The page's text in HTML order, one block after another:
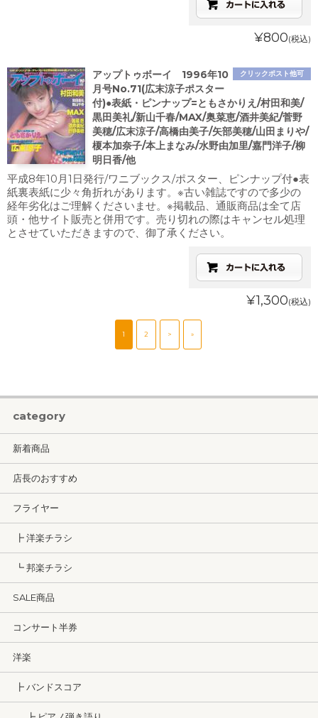
¥800(税込)
クリックポスト他可
アップトゥボーイ 1996年10
月号No.71(広末涼子ポスター
付)●表紙・ピンナップ=ともさかりえ/村田和美/
黒田美礼/新山千春/MAX/奥菜恵/酒井美紀/菅野
美穂/広末涼子/高橋由美子/矢部美穂/山田まりや/
榎本加奈子/本上まなみ/水野由加里/嘉門洋子/柳
明日香/他
平成8年10月1日発行/ワニブックス/ポスター、ピンナップ付●表
紙裏表紙に少々角折れがあります。※古い雑誌ですので多少の
経年劣化はご理解くださいませ。※掲載品、通販商品は全て店
頭・他サイト販売と併用です。売り切れの際はキャンセル処理
とさせていただきますので、御了承ください。
¥1,300(税込)
1 2 > »
category
新着商品
店長のおすすめ
フライヤー
┣ 洋楽チラシ
┗ 邦楽チラシ
SALE商品
コンサート半券
洋楽
┣ バンドスコア